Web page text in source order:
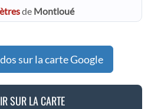
de Montloué
sur la carte Google
SUR LA CARTE